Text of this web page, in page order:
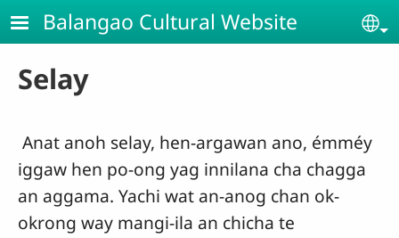
Skip to main content
Balangao Cultural Website
Selay
Anat anoh selay, hen-argawan ano, émméy
iggaw hen po-ong yag innilana cha chagga
an aggama. Yachi wat an-anog chan ok-
okrong way mangi-ila an chicha te